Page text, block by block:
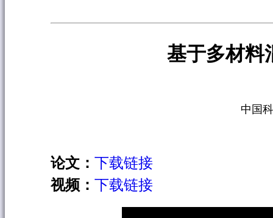
基于多材料
中国
论文： 下载链接
视频： 下载链接